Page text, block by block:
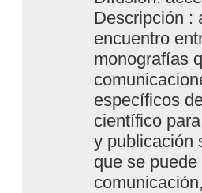
Descripción :
encuentro
monografías
específicos
científico
y publicación
que se